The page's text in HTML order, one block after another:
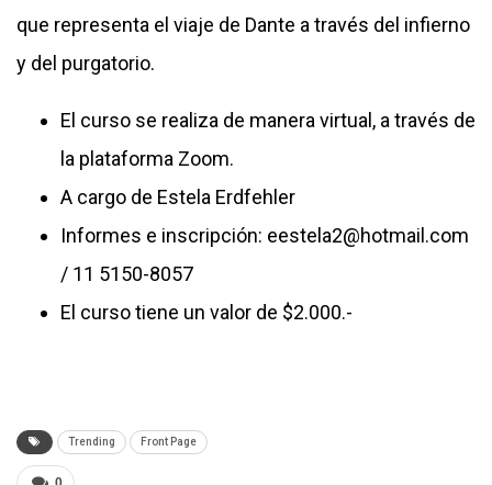
que representa el viaje de Dante a través del infierno
y del purgatorio.
El curso se realiza de manera virtual, a través de
la plataforma Zoom.
A cargo de Estela Erdfehler
Informes e inscripción: eestela2@hotmail.com
/ 11 5150-8057
El curso tiene un valor de $2.000.-
Trending Front Page